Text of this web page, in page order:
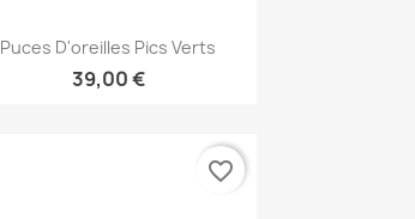
 Aperçu rapide
Puces D'oreilles Pics Verts
39,00 €
favorite_border